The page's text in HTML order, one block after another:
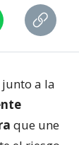
junto a la
que une